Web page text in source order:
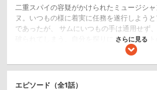
二重スパイの容疑がかけられたミュージシ
ヌ。いつもの様に着実に任務を遂行しよう
であったが、 サムにいつもの手は通用せず
破られてしまう。自分を探りにきたウエス
らも、たじろぐ様子もないサム。 ミレーヌ
さらに見る
エピソード（全1話）